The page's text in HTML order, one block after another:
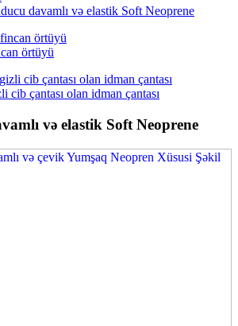
davamlı və elastik Soft Neoprene
örtüyü
cib çantası olan idman çantası
və elastik Soft Neoprene